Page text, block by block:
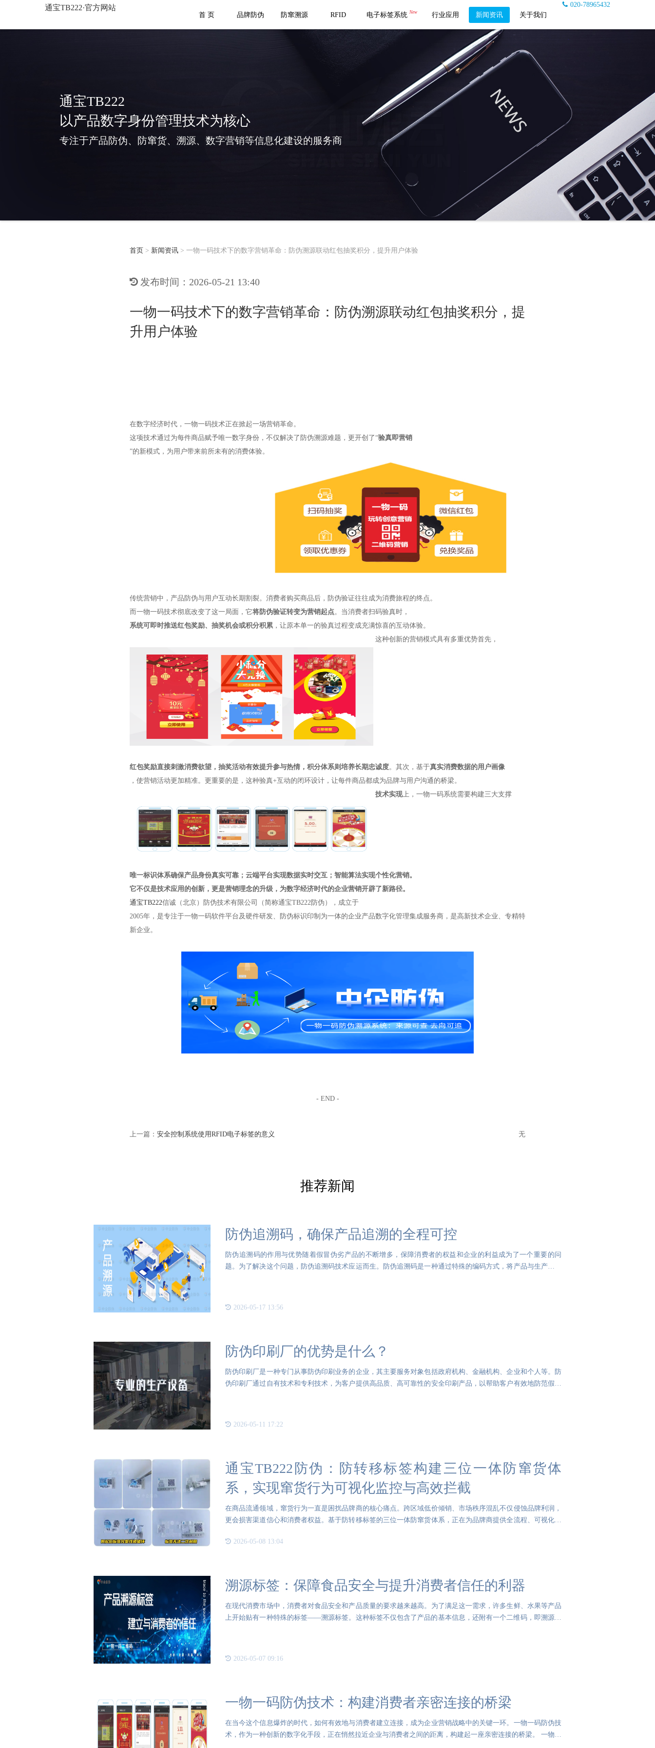
通宝TB222·官方网站
020-78965432
首 页
品牌防伪 防窜溯源 RFID 电子标签系统 New 行业应用 新闻资讯 关于我们
通宝TB222
以产品数字身份管理技术为核心
专注于产品防伪、防窜货、溯源、数字营销等信息化建设的服务商
首页 > 新闻资讯 > 一物一码技术下的数字营销革命：防伪溯源联动红包抽奖积分，提升用户体验
发布时间：2026-05-21 13:40
一物一码技术下的数字营销革命：防伪溯源联动红包抽奖积分，提
升用户体验
在数字经济时代，一物一码技术正在掀起一场营销革命。
这项技术通过为每件商品赋予唯一数字身份，不仅解决了防伪溯源难题，更开创了“验真即营销
”的新模式，为用户带来前所未有的消费体验。
传统营销中，产品防伪与用户互动长期割裂。 消费者购买商品后，防伪验证往往成为消费旅程的终点。
而一物一码技术彻底改变了这一局面，它将防伪验证转变为营销起点。 当消费者扫码验真时，
系统可即时推送红包奖励、抽奖机会或积分积累 ，让原本单一的验真过程变成充满惊喜的互动体验。
这种创新的营销模式具有多重优势首先，
红包奖励直接刺激消费欲望，抽奖活动有效提升参与热情，积分体系则培养长期忠诚度。 其次，基于真实消费数据的用户画像
，使营销活动更加精准。 更重要的是，这种验真+互动的闭环设计，让每件商品都成为品牌与用户沟通的桥梁。
技术实现上，一物一码系统需要构建三大支撑
唯一标识体系确保产品身份真实可靠；云端平台实现数据实时交互；智能算法实现个性化营销。
它不仅是技术应用的创新，更是营销理念的升级，为数字经济时代的企业营销开辟了新路径。
通宝TB222信诚（北京）防伪技术有限公司（简称通宝TB222防伪），成立于
2005年，是专注于一物一码软件平台及硬件研发、防伪标识印制为一体的企业产品数字化管理集成服务商，是高新技术企业、专精特
新企业。
- END -
上一篇： 安全控制系统使用RFID电子标签的意义 无
推荐新闻
防伪追溯码，确保产品追溯的全程可控
防伪追溯码的作用与优势随着假冒伪劣产品的不断增多，保障消费者的权益和企业的利益成为了一个重要的问
题。为了解决这个问题，防伪追溯码技术应运而生。防伪追溯码是一种通过特殊的编码方式，将产品与生产信息
2026-05-17 13:56
防伪印刷厂的优势是什么？
防伪印刷厂是一种专门从事防伪印刷业务的企业，其主要服务对象包括政府机构、金融机构、企业和个人等。防
伪印刷厂通过自有技术和专利技术，为客户提供高品质、高可靠性的安全印刷产品，以帮助客户有效地防范假冒
2026-05-11 17:22
通宝TB222防伪：防转移标签构建三位一体防窜货体
系，实现窜货行为可视化监控与高效拦截
在商品流通领域，窜货行为一直是困扰品牌商的核心痛点。跨区域低价倾销、市场秩序混乱不仅侵蚀品牌利润，
更会损害渠道信心和消费者权益。基于防转移标签的三位一体防窜货体系，正在为品牌商提供全流程、可视化、
2026-05-08 13:04
溯源标签：保障食品安全与提升消费者信任的利器
在现代消费市场中，消费者对食品安全和产品质量的要求越来越高。为了满足这一需求，许多生鲜、水果等产品
上开始贴有一种特殊的标签——溯源标签。这种标签不仅包含了产品的基本信息，还附有一个二维码，即溯源二
2026-05-07 09:16
一物一码防伪技术：构建消费者亲密连接的桥梁
在当今这个信息爆炸的时代，如何有效地与消费者建立连接，成为企业营销战略中的关键一环。一物一码防伪技
术，作为一种创新的数字化手段，正在悄然拉近企业与消费者之间的距离，构建起一座亲密连接的桥梁。 一物一